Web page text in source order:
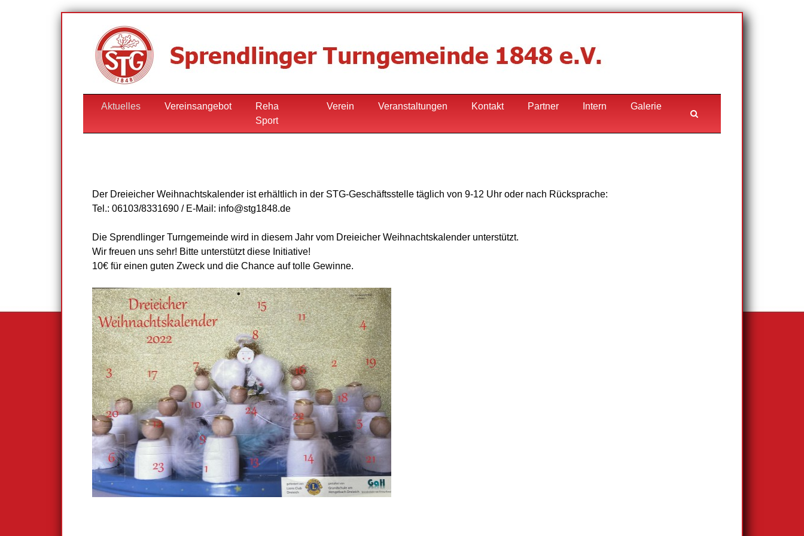
Aktuelles Vereinsangebot
Reha
Sport
Verein Veranstaltungen Kontakt Partner Intern Galerie
Der Dreieicher Weihnachtskalender ist erhältlich in der STG-Geschäftsstelle täglich von 9-12 Uhr oder nach Rücksprache:
Tel.: 06103/8331690 / E-Mail: info@stg1848.de
Die Sprendlinger Turngemeinde wird in diesem Jahr vom Dreieicher Weihnachtskalender unterstützt.
Wir freuen uns sehr! Bitte unterstützt diese Initiative!
10€ für einen guten Zweck und die Chance auf tolle Gewinne.